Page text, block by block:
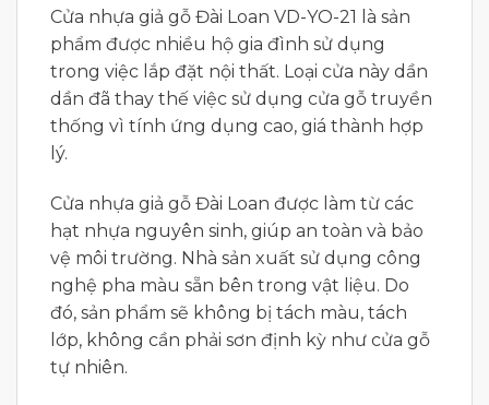
Cửa nhựa giả gỗ Đài Loan VD-YO-21 là sản
phẩm được nhiều hộ gia đình sử dụng
trong việc lắp đặt nội thất. Loại cửa này dần
dần đã thay thế việc sử dụng cửa gỗ truyền
thống vì tính ứng dụng cao, giá thành hợp
lý.
Cửa nhựa giả gỗ Đài Loan được làm từ các
hạt nhựa nguyên sinh, giúp an toàn và bảo
vệ môi trường. Nhà sản xuất sử dụng công
nghệ pha màu sẵn bên trong vật liệu. Do
đó, sản phẩm sẽ không bị tách màu, tách
lớp, không cần phải sơn định kỳ như cửa gỗ
tự nhiên.